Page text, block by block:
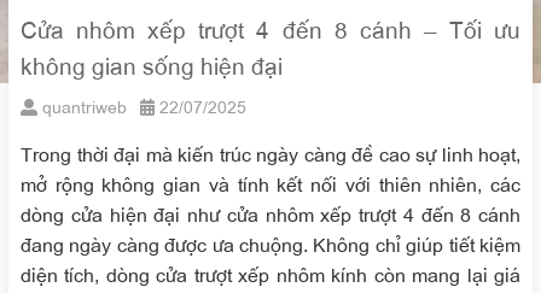
Cửa nhôm xếp trượt 4 đến 8 cánh – Tối ưu
không gian sống hiện đại
quantriweb 22/07/2025
Trong thời đại mà kiến trúc ngày càng đề cao sự linh hoạt,
mở rộng không gian và tính kết nối với thiên nhiên, các
dòng cửa hiện đại như cửa nhôm xếp trượt 4 đến 8 cánh
đang ngày càng được ưa chuộng. Không chỉ giúp tiết kiệm
diện tích, dòng cửa trượt xếp nhôm kính còn mang lại giá